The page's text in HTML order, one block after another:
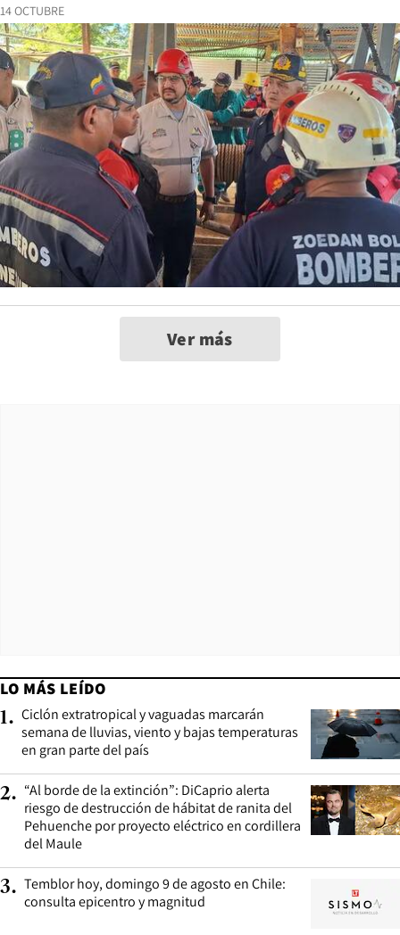
14 OCTUBRE
Ver más
LO MÁS LEÍDO
1. Ciclón extratropical y vaguadas marcarán
semana de lluvias, viento y bajas temperaturas
en gran parte del país
2. “Al borde de la extinción”: DiCaprio alerta
riesgo de destrucción de hábitat de ranita del
Pehuenche por proyecto eléctrico en cordillera
del Maule
3. Temblor hoy, domingo 9 de agosto en Chile:
consulta epicentro y magnitud